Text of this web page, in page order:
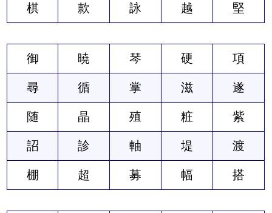
棋 款 詠 越 堅
御 暁 琴 硬 項
尋 循 掌 滋 遂
随 晶 殖 粧 紫
詔 診 軸 堤 渡
棚 超 募 幅 搭